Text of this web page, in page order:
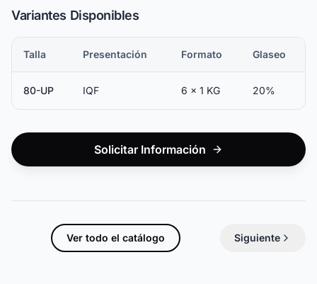
Variantes Disponibles
Talla Presentación Formato Glaseo
80-UP IQF 6 x 1 KG 20%
Solicitar Información
Ver todo el catálogo Siguiente